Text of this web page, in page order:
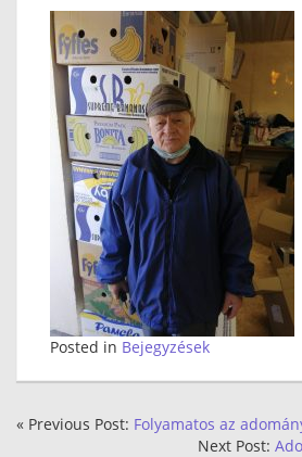
Posted in Bejegyzések
« Previous Post: Folyamatos az
Next Post: